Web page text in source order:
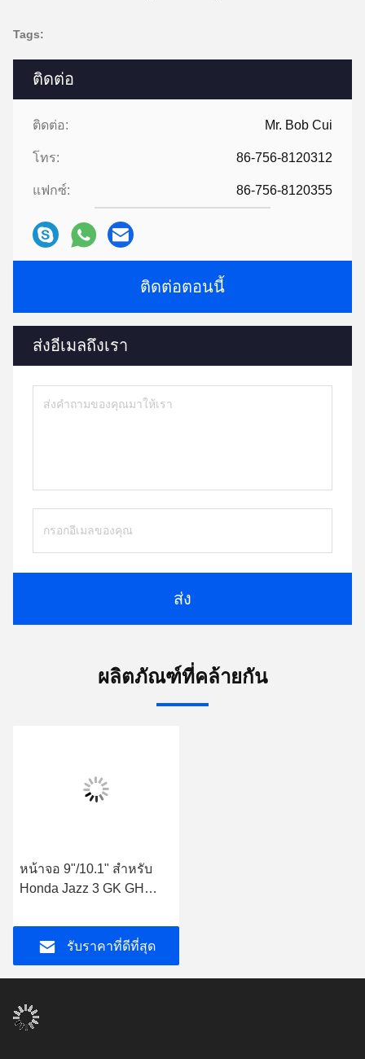
ติดต่อ
ติดต่อ: Mr. Bob Cui
โทร: 86-756-8120312
แฟกซ์: 86-756-8120355
ติดต่อตอนนี้
ส่งอีเมลถึงเรา
ส่ง
Tags:
ผลิตภัณฑ์ที่คล้ายกัน
หน้าจอ 9"/10.1" สําหรับ
Honda Jazz 3 GK GH
2020 เครื่องเสียงรถยนต์
GPS CarPlay Player
รับราคาที่ดีที่สุด